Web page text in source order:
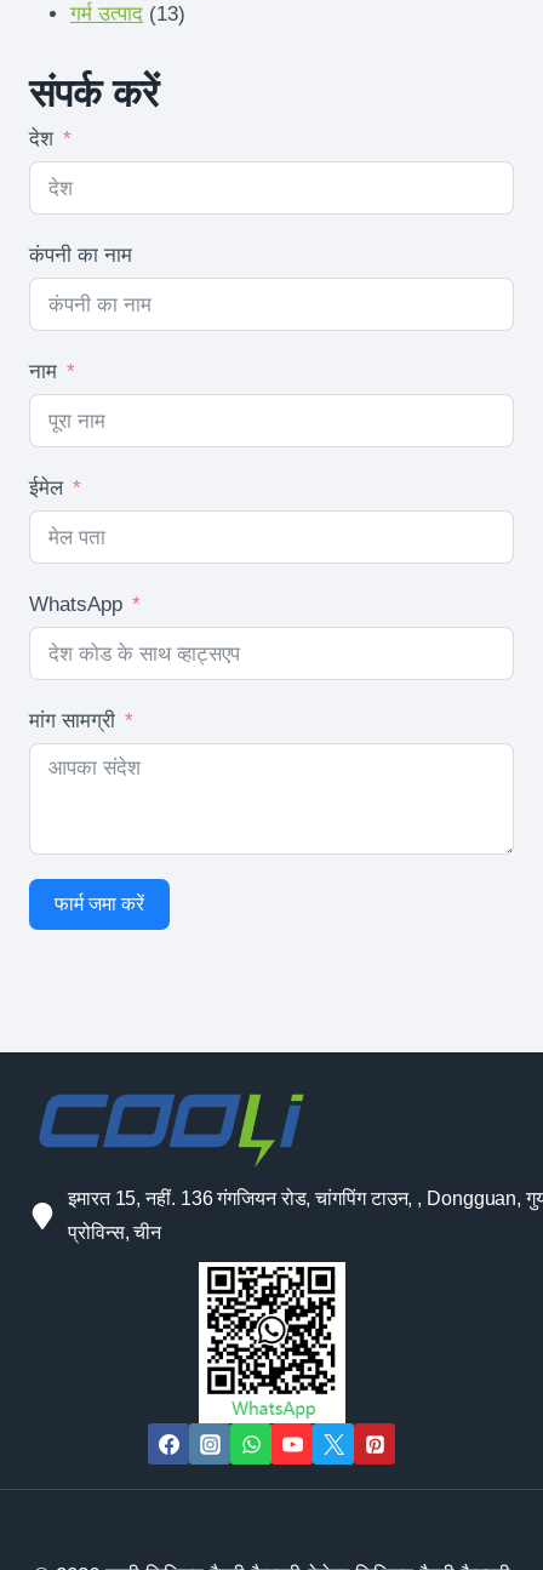
गर्म उत्पाद 1313
संपर्क करें
देश
कंपनी का नाम
नाम
ईमेल
WhatsApp
मांग सामग्री
फार्म जमा करें
इमारत 15, नहीं. 136 गंगजियन रोड, चांगपिंग टाउन, , Dongguan,
प्रोविन्स, चीन